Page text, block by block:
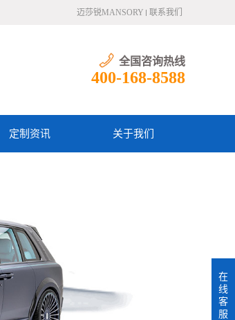
迈莎锐MANSORY 联系我们
全国咨询热线
400-168-8588
定制资讯 关于我们
在
线
客
服